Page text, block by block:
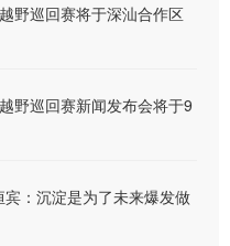
野巡回赛将于深汕合作区
野巡回赛新闻发布会将于9
：沉淀是为了未来爆发做